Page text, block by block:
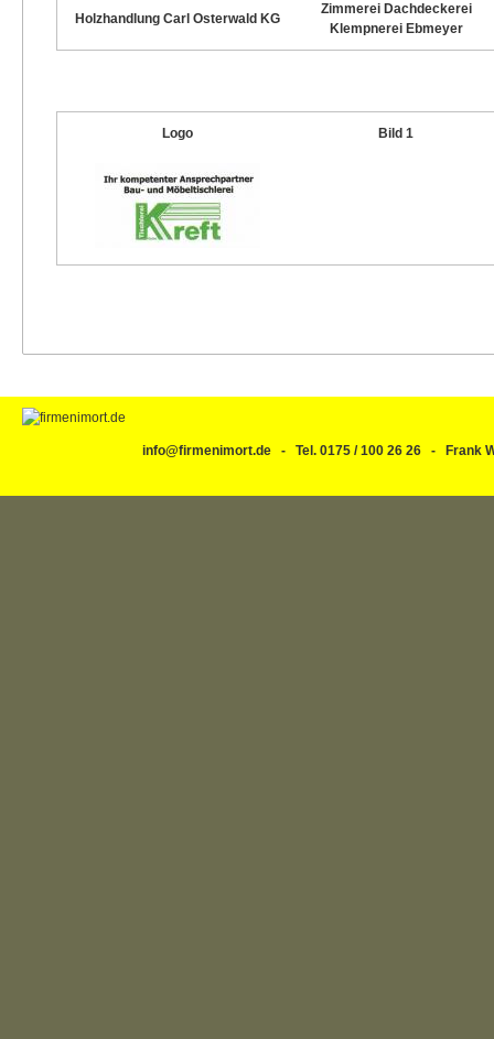
Holzhandlung Carl Osterwald KG
Zimmerei Dachdeckerei
Klempnerei Ebmeyer
Logo Bild 1
info@firmenimort.de - Tel. 0175 / 100 26 26 -